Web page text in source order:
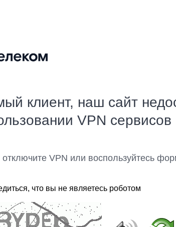
клиент, наш сайт
VPN сервисов
VPN или воспользуйтесь
что вы не являетесь роботом